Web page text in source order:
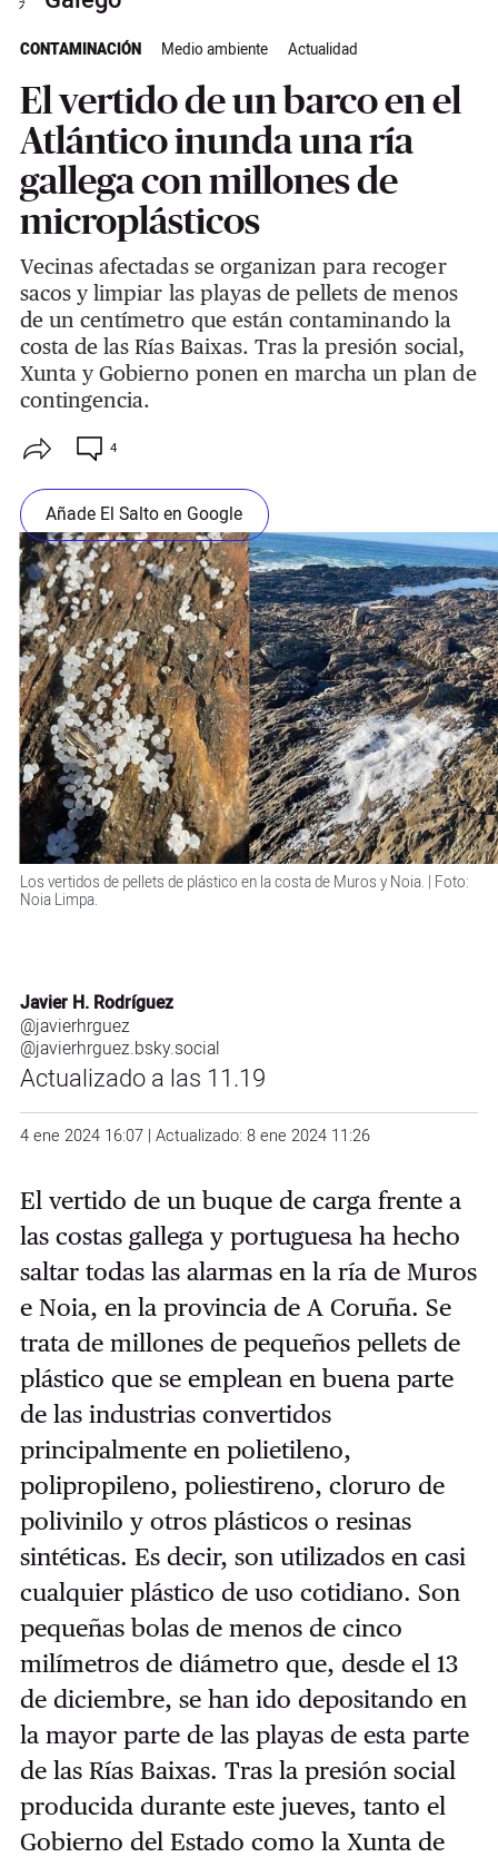
CONTAMINACIÓN Medio ambiente Actualidad
El vertido de un barco en el
Atlántico inunda una ría
gallega con millones de
microplásticos
Vecinas afectadas se organizan para recoger
sacos y limpiar las playas de pellets de menos
de un centímetro que están contaminando la
costa de las Rías Baixas. Tras la presión social,
Xunta y Gobierno ponen en marcha un plan de
contingencia.
4
Añade El Salto en Google
Los vertidos de pellets de plástico en la costa de Muros y Noia. | Foto:
Noia Limpa.
Javier H. Rodríguez
@javierhrguez
@javierhrguez.bsky.social
Actualizado a las 11.19
4 ene 2024 16:07 | Actualizado: 8 ene 2024 11:26
El vertido de un buque de carga frente a
las costas gallega y portuguesa ha hecho
saltar todas las alarmas en la ría de Muros
e Noia, en la provincia de A Coruña. Se
trata de millones de pequeños pellets de
plástico que se emplean en buena parte
de las industrias convertidos
principalmente en polietileno,
polipropileno, poliestireno, cloruro de
polivinilo y otros plásticos o resinas
sintéticas. Es decir, son utilizados en casi
cualquier plástico de uso cotidiano. Son
pequeñas bolas de menos de cinco
milímetros de diámetro que, desde el 13
de diciembre, se han ido depositando en
la mayor parte de las playas de esta parte
de las Rías Baixas. Tras la presión social
producida durante este jueves, tanto el
Gobierno del Estado como la Xunta de